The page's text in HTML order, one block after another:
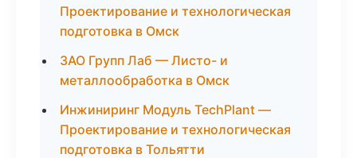
Проектирование и технологическая
подготовка в Омск
ЗАО Групп Лаб — Листо- и
металлообработка в Омск
Инжиниринг Модуль TechPlant —
Проектирование и технологическая
подготовка в Тольятти